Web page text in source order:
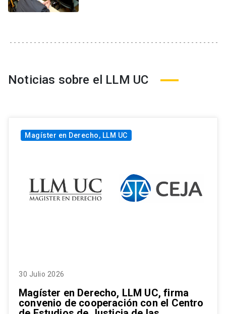
Noticias sobre el LLM UC
Magíster en Derecho, LLM UC
30 Julio 2026
Magíster en Derecho, LLM UC, firma
convenio de cooperación con el Centro